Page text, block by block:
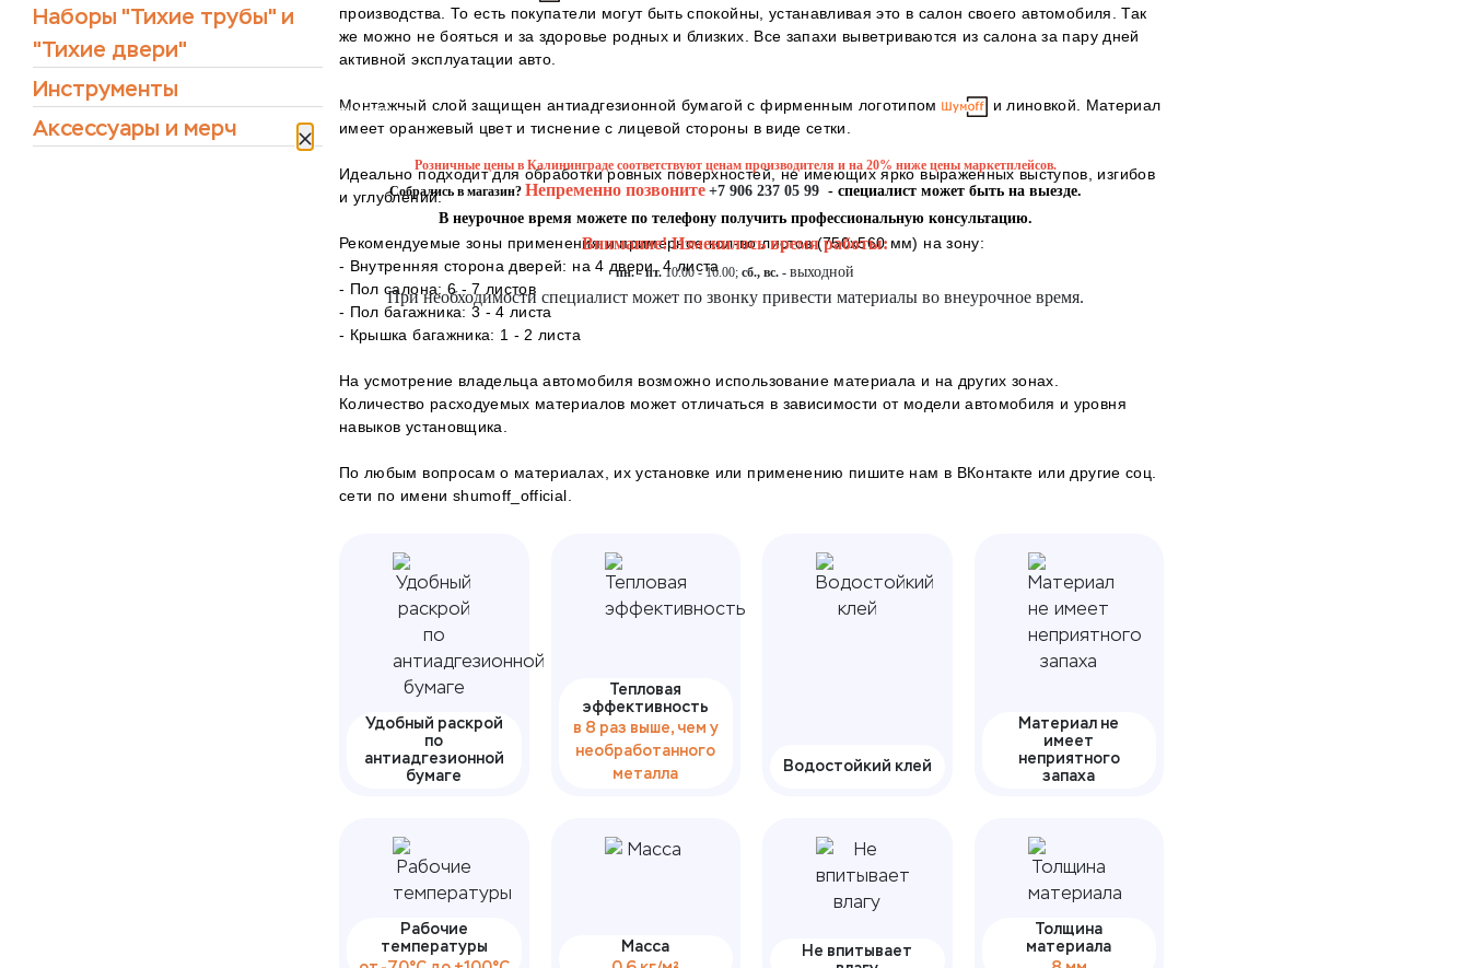
Наборы "Тихие трубы" и
"Тихие двери"
Инструменты
Аксессуары и мерч
производства. То есть покупатели могут быть спокойны, устанавливая это в салон своего автомобиля. Так
же можно не бояться и за здоровье родных и близких. Все запахи выветриваются из салона за пару дней
активной эксплуатации авто.
Монтажный слой защищен антиадгезионной бумагой с фирменным логотипом
и линовкой. Материал
имеет оранжевый цвет и тиснение с лицевой стороны в виде сетки.
Идеально подходит для обработки ровных поверхностей, не имеющих ярко выраженных выступов, изгибов
и углублений.
Рекомендуемые зоны применения и примерное кол-во листов (750х560 мм) на зону:
- Внутренняя сторона дверей: на 4 двери, 4 листа
- Пол салона: 6 - 7 листов
- Пол багажника: 3 - 4 листа
- Крышка багажника: 1 - 2 листа
На усмотрение владельца автомобиля возможно использование материала и на других зонах.
Количество расходуемых материалов может отличаться в зависимости от модели автомобиля и уровня
навыков установщика.
По любым вопросам о материалах, их установке или применению пишите нам в ВКонтакте или другие соц.
сети по имени shumoff_official.
Удобный раскрой
по
антиадгезионной
бумаге
Тепловая
эффективность
в 8 раз выше, чем у
необработанного
металла
Водостойкий клей
Материал не
имеет
неприятного
запаха
Рабочие
температуры
Масса
Не впитывает
Толщина
материала
уведомление
Розничные цены в Калининграде соответствуют ценам производителя и на 20% ниже цены маркетплейсов.
Собрались в магазин? Непременно позвоните +7 906 237 05 99 - специалист может быть на выезде.
В неурочное время можете по телефону получить профессиональную консультацию.
Внимание! Изменилось время работы:
пн. - пт.10.00 - 16.00; сб., вс. - выходной
При необходимости специалист может по звонку привести материалы во внеурочное время.